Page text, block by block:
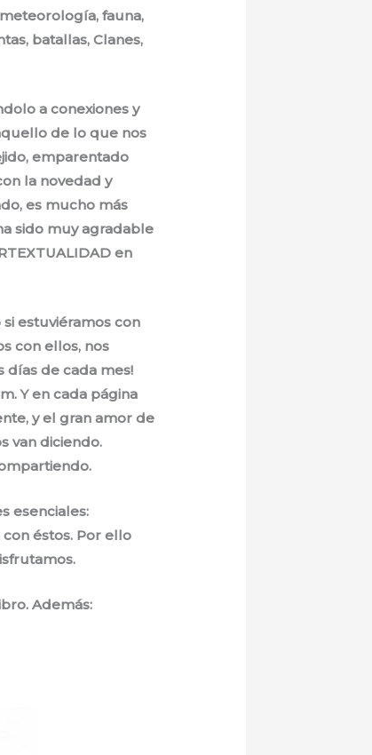
fauna,
batallas, Clanes,
a conexiones y
de lo que nos
emparentado
la novedad y
es mucho más
sido muy agradable
en
estuviéramos con
con ellos, nos
días de cada mes!
Y en cada página
y el gran amor de
van diciendo.
esenciales:
con éstos. Por ello
Además: